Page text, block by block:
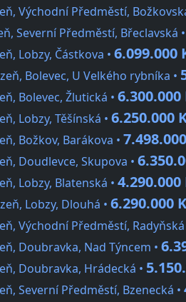
Východní Předměstí,
Severní Předměstí, Břeclavská •
Lobzy, Částkova • 6.099.000
Bolevec, U Velkého rybníka •
Bolevec, Žlutická • 6.300.000
Lobzy, Těšínská • 6.250.000
Božkov, Barákova •
Doudlevce, Skupova •
Lobzy, Blatenská • 4.290.000
Lobzy, Dlouhá • 6.290.000
Východní Předměstí, Radyňská
Doubravka, Nad Týncem •
Doubravka, Hrádecká •
Severní Předměstí, Bzenecká •